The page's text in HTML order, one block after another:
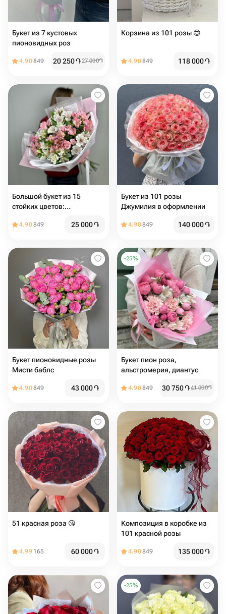
Букет из 7 кустовых
пионовидных роз
4.90849 20 250֏27 000֏
Корзина из 101 розы 😍
4.90849 118 000֏
Большой букет из 15
стойких цветов:
розового цвета
4.90849 25 000֏
Букет из 101 розы
Джумилия в оформлении
4.90849 140 000֏
Букет пионовидные розы
Мисти баблс
4.90849 43 000֏
-25%
Букет пион роза,
альстромерия, диантус
4.90849 30 750֏41 000֏
51 красная роза 😘
4.99 165 60 000֏
Композиция в коробке из
101 красной розы
4.90849 135 000֏
-25%